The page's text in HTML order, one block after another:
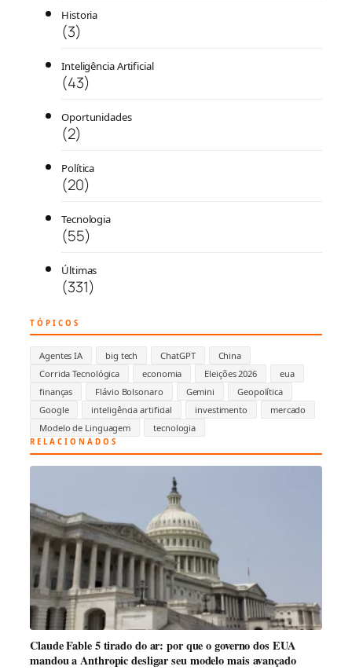
Historia
(3)
Inteligência Artificial
(43)
Oportunidades
(2)
Política
(20)
Tecnologia
(55)
Últimas
(331)
TÓPICOS
Agentes IA big tech ChatGPT
China
Corrida Tecnológica
economia Eleições 2026
eua
finanças
Flávio Bolsonaro Gemini
Geopolítica
Google
inteligência artificial investimento
mercado
Modelo de Linguagem
tecnologia
RELACIONADOS
Claude Fable 5 tirado do ar: por que o governo dos EUA
mandou a Anthropic desligar seu modelo mais avançado